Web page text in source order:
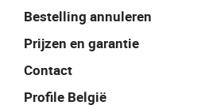
Bestelling annuleren
Prijzen en garantie
Contact
Profile België